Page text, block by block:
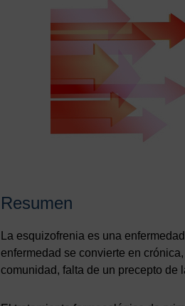
Resumen
La esquizofrenia es una
enfermedad se convierte en
comunidad, falta de un precepto